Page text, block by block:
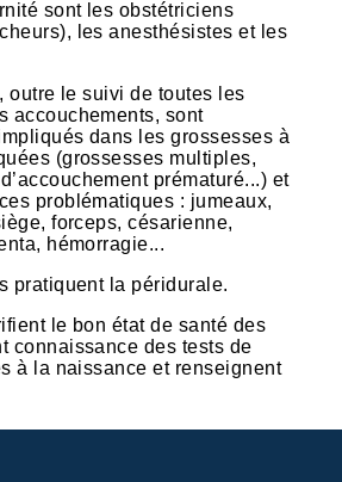
sont les obstétriciens
les anesthésistes et les
outre le suivi de toutes les
accouchements, sont
dans les grossesses à
(grossesses multiples,
prématuré...) et
problématiques : jumeaux,
forceps, césarienne,
hémorragie...
pratiquent la péridurale.
le bon état de santé des
connaissance des tests de
à la naissance et renseignent